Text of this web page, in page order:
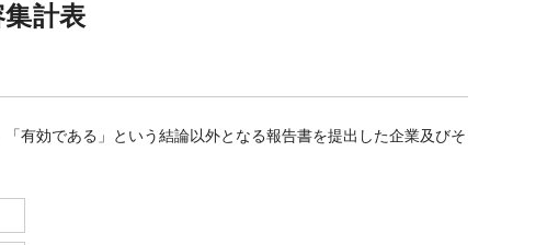
計表
有効である」という結論以外となる報告書を提出した企業及びそ